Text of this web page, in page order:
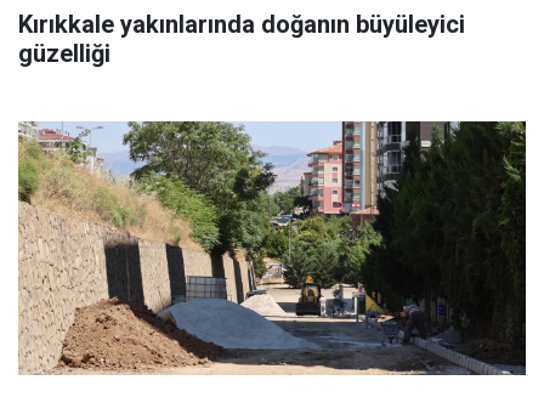
Kırıkkale yakınlarında doğanın büyüleyici
güzelliği